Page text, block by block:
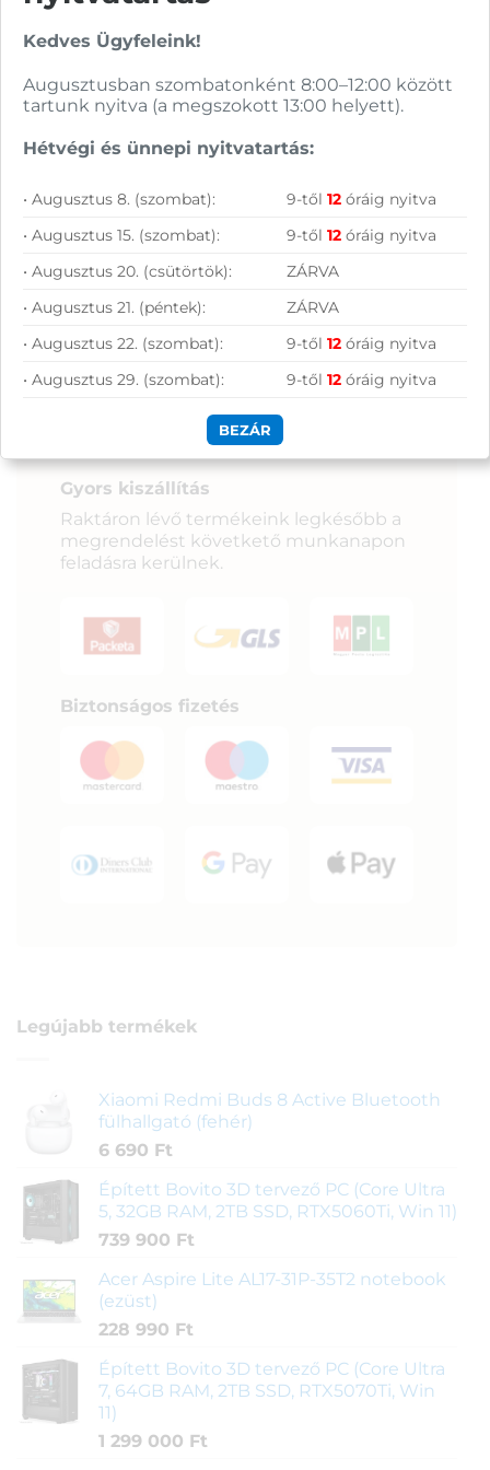
50 000 Ft felett ingyenes szállítás
Szolgáltatásaink vállalkozásoknak
Szállítás, fizetés:
Gyors kiszállítás
Raktáron lévő termékeink legkésőbb a
megrendelést követkető munkanapon
feladásra kerülnek.
Biztonságos fizetés
Legújabb termékek
Xiaomi Redmi Buds 8 Active Bluetooth
fülhallgató (fehér)
6 690 Ft
Épített Bovito 3D tervező PC (Core Ultra
5, 32GB RAM, 2TB SSD, RTX5060Ti, Win 11)
739 900 Ft
Acer Aspire Lite AL17-31P-35T2 notebook
(ezüst)
228 990 Ft
Épített Bovito 3D tervező PC (Core Ultra
7, 64GB RAM, 2TB SSD, RTX5070Ti, Win
11)
1 299 000 Ft
Kedves Ügyfeleink!
Augusztusban szombatonként 8:00–12:00 között
tartunk nyitva (a megszokott 13:00 helyett).
Hétvégi és ünnepi nyitvatartás:
• Augusztus 8. (szombat): 9-től12 óráig nyitva
• Augusztus 15. (szombat):
9-től12 óráig nyitva
• Augusztus 20. (csütörtök):
ZÁRVA
• Augusztus 21. (péntek):
ZÁRVA
• Augusztus 22. (szombat):
9-től12 óráig nyitva
• Augusztus 29. (szombat):
9-től12 óráig nyitva
BEZÁR